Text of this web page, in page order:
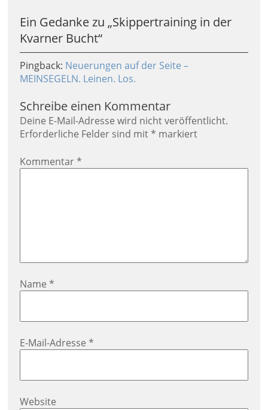
Ein Gedanke zu „Skippertraining in der
Kvarner Bucht“
Pingback: Neuerungen auf der Seite –
MEINSEGELN. Leinen. Los.
Schreibe einen Kommentar
Deine E-Mail-Adresse wird nicht veröffentlicht.
Erforderliche Felder sind mit * markiert
Kommentar *
Name *
E-Mail-Adresse *
Website